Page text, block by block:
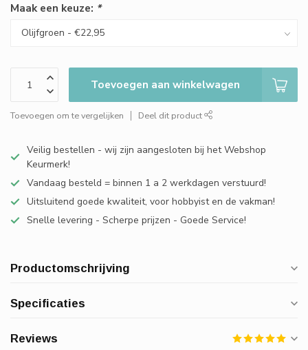
Maak een keuze: *
Toevoegen aan winkelwagen
Toevoegen om te vergelijken Deel dit product
Veilig bestellen - wij zijn aangesloten bij het Webshop
Keurmerk!
Vandaag besteld = binnen 1 a 2 werkdagen verstuurd!
Uitsluitend goede kwaliteit, voor hobbyist en de vakman!
Snelle levering - Scherpe prijzen - Goede Service!
Productomschrijving
Specificaties
Reviews